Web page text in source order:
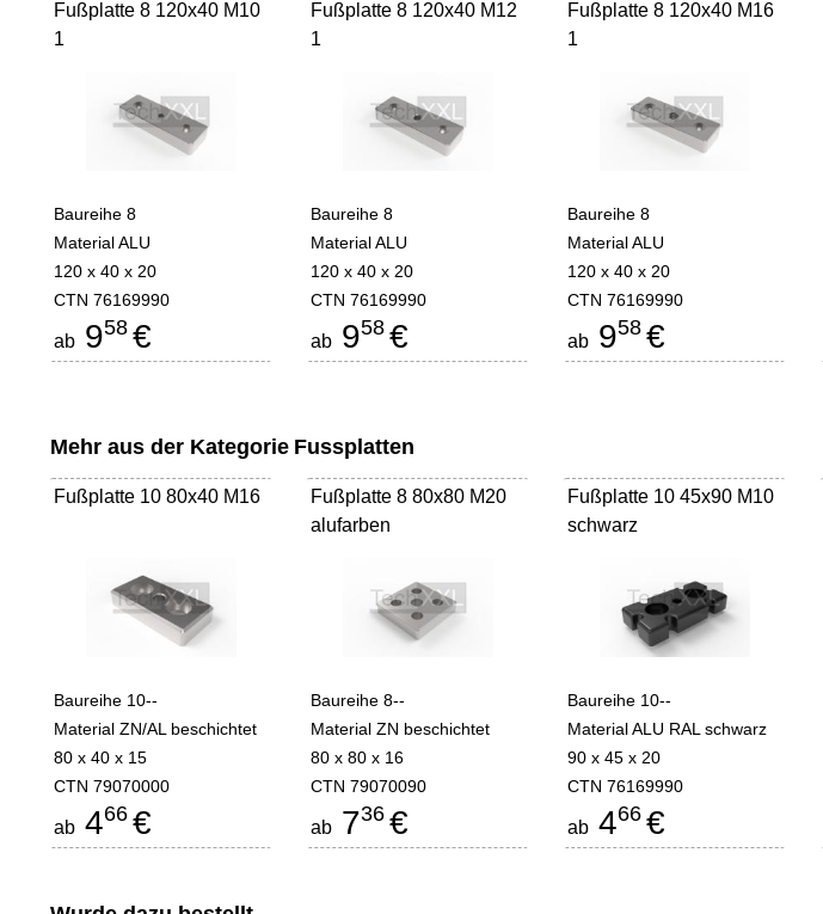
Fußplatte 8 120x40 M10
1
Baureihe 8
Material ALU
120 x 40 x 20
CTN 76169990
ab 958 €
Fußplatte 8 120x40 M12
1
Baureihe 8
Material ALU
120 x 40 x 20
CTN 76169990
ab 958 €
Fußplatte 8 120x40 M16
1
Baureihe 8
Material ALU
120 x 40 x 20
CTN 76169990
ab 958 €
Mehr aus der Kategorie Fussplatten
Fußplatte 10 80x40 M16
Baureihe 10--
Material ZN/AL beschichtet
80 x 40 x 15
CTN 79070000
ab 466 €
Fußplatte 8 80x80 M20
alufarben
Baureihe 8--
Material ZN beschichtet
80 x 80 x 16
CTN 79070090
ab 736 €
Fußplatte 10 45x90 M10
schwarz
Baureihe 10--
Material ALU RAL schwarz
90 x 45 x 20
CTN 76169990
ab 466 €